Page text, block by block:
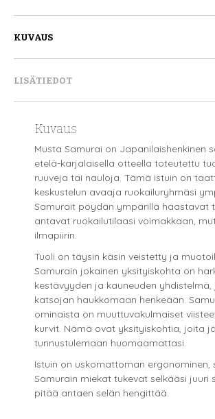
c
e
b
o
o
k
tt er
st
k
dI
a
KUVAUS
LISÄTIEDOT
Kuvaus
Musta Samurai on Japanilaishenkinen
etelä-karjalaisella otteella toteutettu
ruuveja tai nauloja. Tämä istuin on
keskustelun avaaja ruokailuryhmäsi
Samurait pöydän ympärillä haastavat
antavat ruokailutilaasi voimakkaan,
ilmapiirin.
Tuoli on täysin käsin veistetty ja
Samurain jokainen yksityiskohta on
kestävyyden ja kauneuden
katsojan haukkomaan henkeään.
ominaista on muuttuvakulmaiset
kurvit. Nämä ovat yksityiskohtia, joita
tunnustulemaan huomaamattasi.
Istuin on uskomattoman ergonominen,
Samurain miekat tukevat selkääsi juuri
pitää antaen selän hengittää.